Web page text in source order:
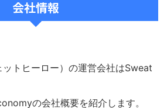
会社情報
トヒーロー）の運営会社はSweat
の会社概要を紹介します。